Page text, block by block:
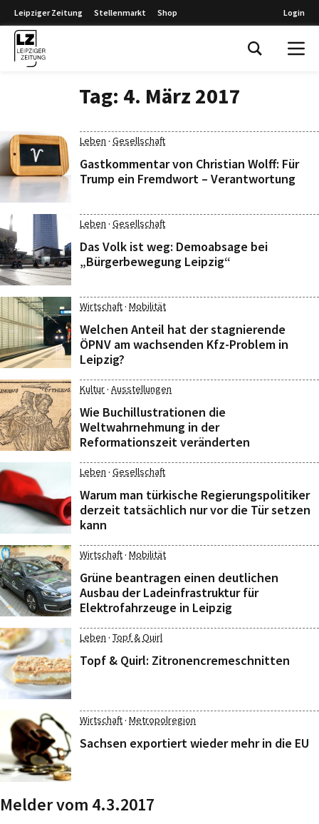
Leipziger Zeitung Stellenmarkt Shop Login
Tag: 4. März 2017
Leben · Gesellschaft
Gastkommentar von Christian Wolff: Für
Trump ein Fremdwort – Verantwortung
Leben · Gesellschaft
Das Volk ist weg: Demoabsage bei
„Bürgerbewegung Leipzig“
Wirtschaft· Mobilität
Welchen Anteil hat der stagnierende
ÖPNV am wachsenden Kfz-Problem in
Leipzig?
Kultur· Ausstellungen
Wie Buchillustrationen die
Weltwahrnehmung in der
Reformationszeit veränderten
Leben · Gesellschaft
Warum man türkische Regierungspolitiker
derzeit tatsächlich nur vor die Tür setzen
kann
Wirtschaft· Mobilität
Grüne beantragen einen deutlichen
Ausbau der Ladeinfrastruktur für
Elektrofahrzeuge in Leipzig
Leben · Topf & Quirl
Topf & Quirl: Zitronencremeschnitten
Wirtschaft· Metropolregion
Sachsen exportiert wieder mehr in die EU
Melder vom 4.3.2017